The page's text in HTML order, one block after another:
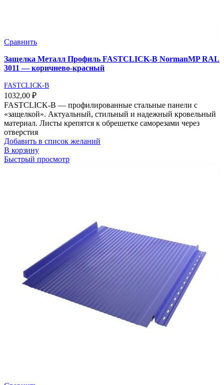
Сравнить
Защелка Металл Профиль FASTCLICK-В NormanMP RAL
3011 — коричнево-красный
FASTCLICK-B
1032,00 ₽
FASTCLICK-В — профилированные стальные панели с
«защелкой». Актуальный, стильный и надежный кровельный
материал. Листы крепятся к обрешетке саморезами через
отверстия
Добавить в список желаний
В корзину
Быстрый просмотр